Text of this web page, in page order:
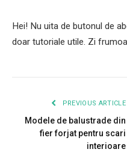
Hei! Nu uita de butonul de
doar tutoriale utile. Zi
PREVIOUS ARTICLE
Modele de balustrade din
fier forjat pentru scari
interioare